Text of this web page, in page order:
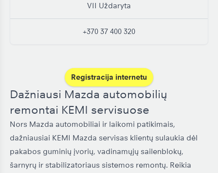
VII Uždaryta
+370 37 400 320
Registracija internetu
Dažniausi Mazda automobilių
remontai KEMI servisuose
Nors Mazda automobiliai ir laikomi patikimais,
dažniausiai KEMI Mazda servisas klientų sulaukia dėl
pakabos guminių įvorių, vadinamųjų sailenblokų,
šarnyrų ir stabilizatoriaus sistemos remontų. Reikia